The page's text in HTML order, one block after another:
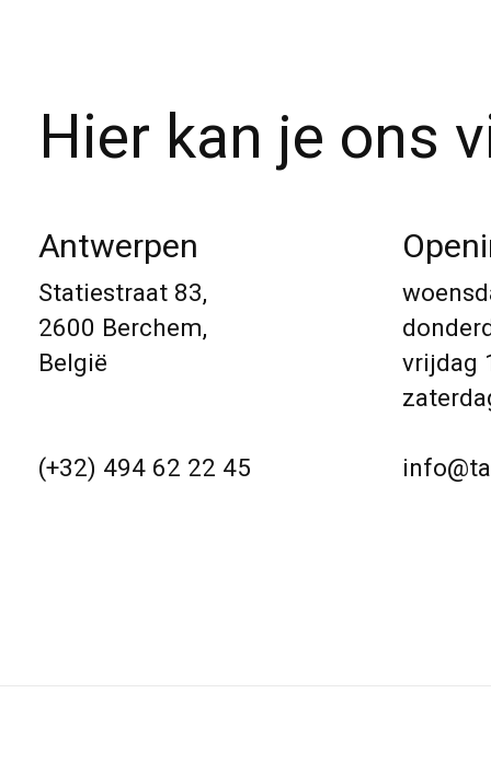
Hier kan je ons
Antwerpen
Statiestraat 83,
2600 Berchem,
België
(+32) 494 62 22 45
vrijdag